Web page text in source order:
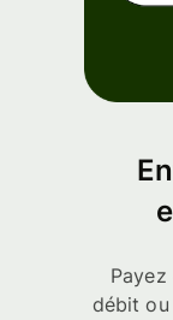
débit